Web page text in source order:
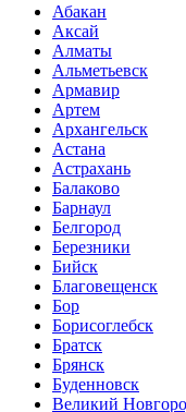
Абакан
Аксай
Алматы
Альметьевск
Армавир
Артем
Архангельск
Астана
Астрахань
Балаково
Барнаул
Белгород
Березники
Бийск
Благовещенск
Бор
Борисоглебск
Братск
Брянск
Буденновск
Великий